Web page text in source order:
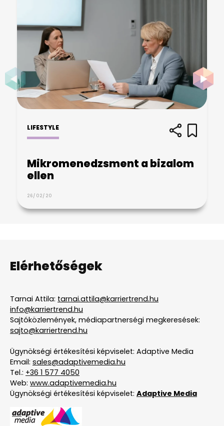
LIFESTYLE
Mikromenedzsment a bizalom
ellen
26/02/20
Elérhetőségek
Tarnai Attila: tarnai.attila@karriertrend.hu
info@karriertrend.hu
Sajtóközlemények, médiapartnerségi megkeresések:
sajto@karriertrend.hu
Ügynökségi értékesítési képviselet: Adaptive Media
Email: sales@adaptivemedia.hu
Tel.: +36 1 577 4050
Web: www.adaptivemedia.hu
Ügynökségi értékesítési képviselet: Adaptive Media